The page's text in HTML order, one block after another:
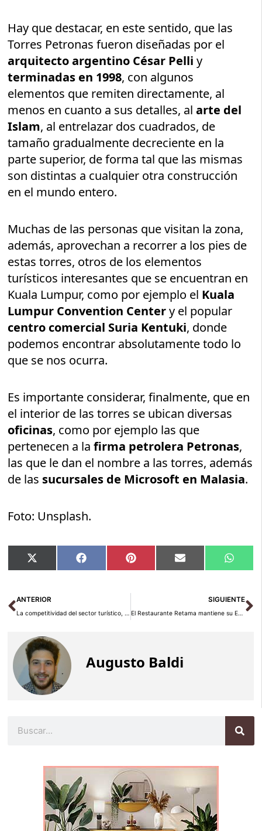
Hay que destacar, en este sentido, que las
Torres Petronas fueron diseñadas por el
arquitecto argentino César Pelli y
terminadas en 1998, con algunos
elementos que remiten directamente, al
menos en cuanto a sus detalles, alarte del
Islam, al entrelazar dos cuadrados, de
tamaño gradualmente decreciente en la
parte superior, de forma tal que las mismas
son distintas a cualquier otra construcción
en el mundo entero.
Muchas de las personas que visitan la zona,
además, aprovechan a recorrer a los pies de
estas torres, otros de los elementos
turísticos interesantes que se encuentran en
Kuala Lumpur, como por ejemplo el Kuala
Lumpur Convention Centery el popular
centro comercial Suria Kentuki, donde
podemos encontrar absolutamente todo lo
que se nos ocurra.
Es importante considerar, finalmente, que en
el interior de las torres se ubican diversas
oficinas, como por ejemplo las que
pertenecen a lafirma petrolera Petronas,
las que le dan el nombre a las torres, además
de las sucursales de Microsoft en Malasia.
Foto: Unsplash.
Compartir
en
X
(Twitter)
Compartir
en
Facebook Compartir
en
Pinterest Compartir
en
Email
en
Ant
ANTERIOR
La competitividad del sector turístico, protagonista de la última edición de “La Industria de la Felicidad”
SIGUIENTE
El Restaurante Retama mantiene su Estrella Michelin un año más
Augusto Baldi